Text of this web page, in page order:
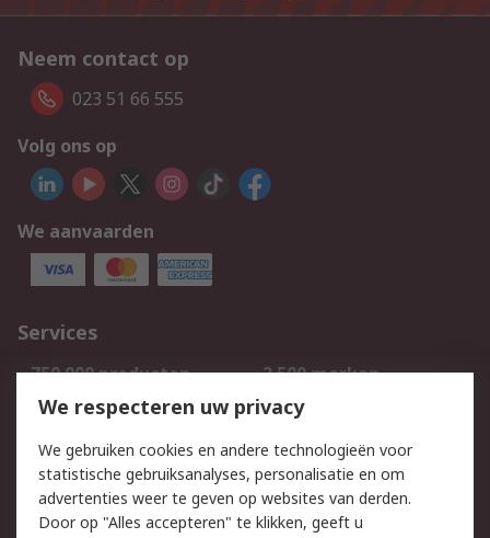
Neem contact op
023 51 66 555
Volg ons op
We aanvaarden
Services
750.000 producten
2.500 merken
Bestellen
Inkoopoplossingen
Track & Trace
Wettelijk
We respecteren uw privacy
We gebruiken cookies en andere technologieën voor
statistische gebruiksanalyses, personalisatie en om
advertenties weer te geven op websites van derden.
Door op "Alles accepteren" te klikken, geeft u